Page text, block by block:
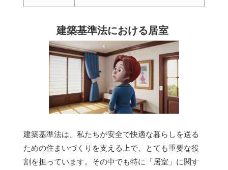
建築基準法における居室
建築基準法は、私たちが安全で快適な暮らしを送る
ための住まいづくりを支える上で、とても重要な役
割を担っています。その中でも特に「居室」に関す